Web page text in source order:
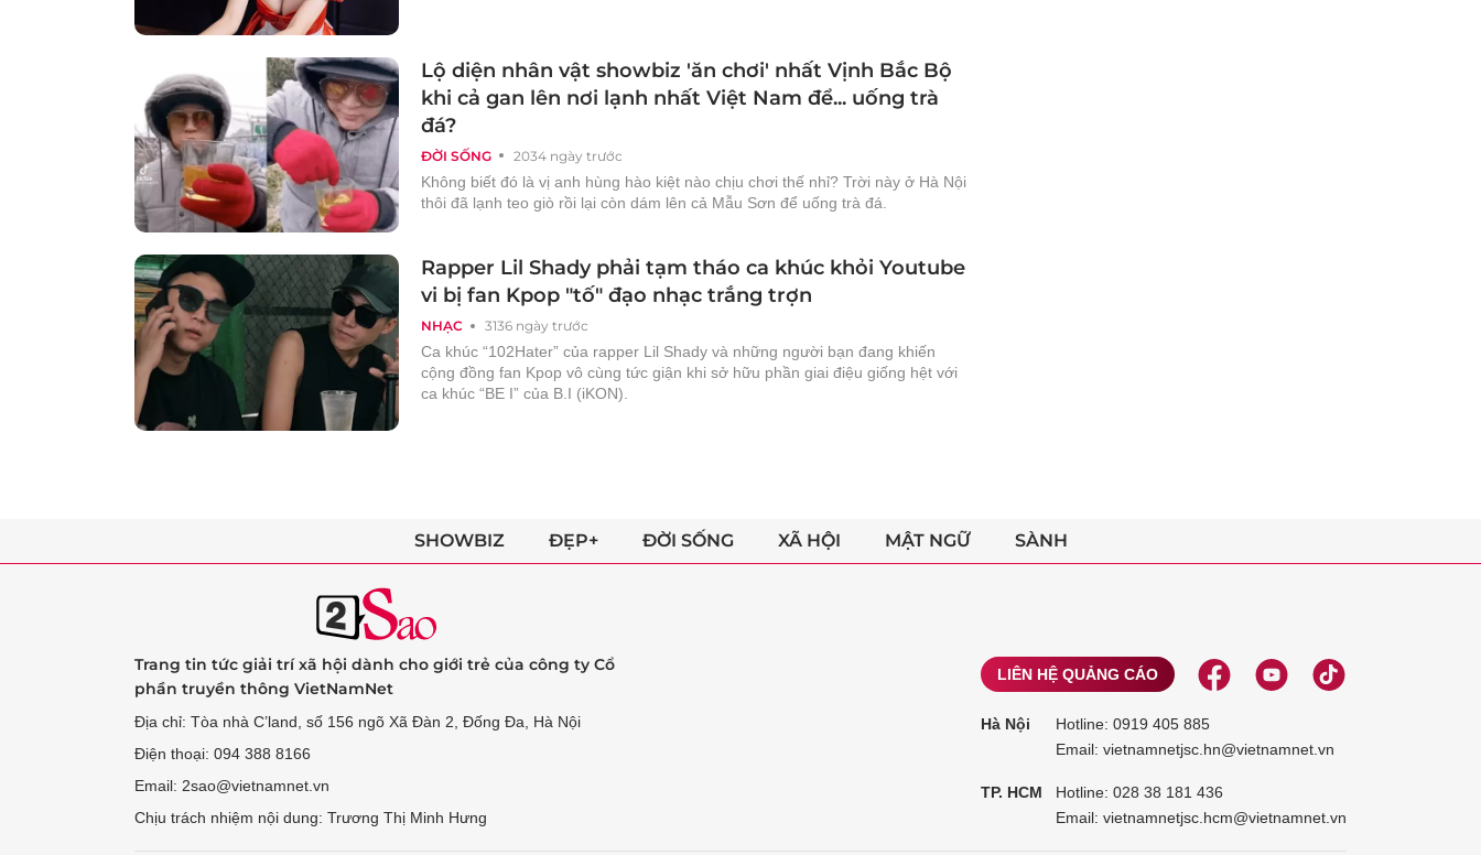
ĐỜI SỐNG 2034 ngày trước
Lộ diện nhân vật showbiz 'ăn chơi' nhất Vịnh Bắc Bộ
khi cả gan lên nơi lạnh nhất Việt Nam để... uống trà
đá?
Không biết đó là vị anh hùng hào kiệt nào chịu chơi thế nhỉ? Trời này ở Hà Nội
thôi đã lạnh teo giò rồi lại còn dám lên cả Mẫu Sơn để uống trà đá.
NHẠC 3136 ngày trước
Rapper Lil Shady phải tạm tháo ca khúc khỏi Youtube
vi bị fan Kpop "tố" đạo nhạc trắng trợn
Ca khúc “102Hater” của rapper Lil Shady và những người bạn đang khiến
cộng đồng fan Kpop vô cùng tức giận khi sở hữu phần giai điệu giống hệt với
ca khúc “BE I” của B.I (iKON).
SHOWBIZ ĐẸP+ ĐỜI SỐNG XÃ HỘI MẬT NGỮ SÀNH
Trang tin tức giải trí xã hội dành cho giới trẻ của công ty Cổ
phần truyền thông VietNamNet
Địa chỉ: Tòa nhà C’land, số 156 ngõ Xã Đàn 2, Đống Đa, Hà Nội
Điện thoại: 094 388 8166
Email: 2sao@vietnamnet.vn
Chịu trách nhiệm nội dung: Trương Thị Minh Hưng
LIÊN HỆ QUẢNG CÁO
Hà Nội Hotline: 0919 405 885
Email: vietnamnetjsc.hn@vietnamnet.vn
TP. HCM Hotline: 028 38 181 436
Email: vietnamnetjsc.hcm@vietnamnet.vn